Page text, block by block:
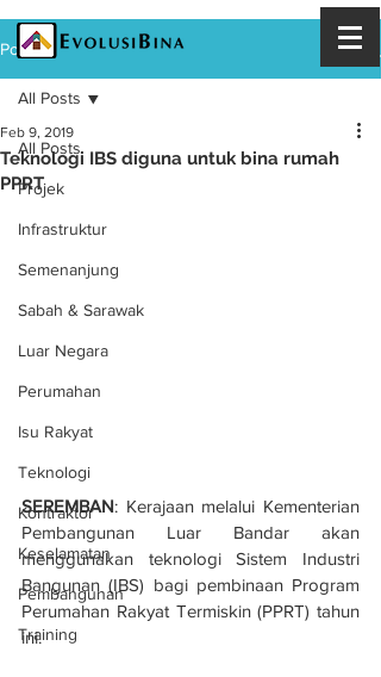
Post
All Posts
Projek
Infrastruktur
Semenanjung
Sabah & Sarawak
Luar Negara
Perumahan
Isu Rakyat
Teknologi
Kontraktor
Keselamatan
Pembangunan
Training
All Posts
Teknologi IBS diguna untuk bina rumah
PPRT
Feb 9, 2019
SEREMBAN: Kerajaan melalui Kementerian
Pembangunan Luar Bandar akan
menggunakan teknologi Sistem Industri
Bangunan (IBS) bagi pembinaan Program
Perumahan Rakyat Termiskin (PPRT) tahun
ini.